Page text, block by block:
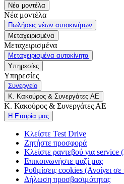
Νέα μοντέλα
Νέα μοντέλα
Πωλήσεις νέων αυτοκινήτων
Μεταχειρισμένα
Μεταχειρισμένα
Μεταχειρισμένα αυτοκίνητα
Υπηρεσίες
Υπηρεσίες
Συνεργείο
Κ. Κακούρος & Συνεργάτες ΑΕ
Κ. Κακούρος & Συνεργάτες ΑΕ
Η Εταιρία μας
Κλείστε Test Drive
Ζητήστε προσφορά
Κλείστε ραντεβού για service
Επικοινωνήστε μαζί μας
Ρυθμίσεις cookies (Ανοίγει
Δήλωση προσβασιμότητας